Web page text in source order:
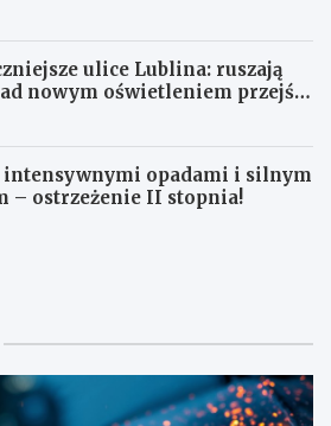
ulice Lublina: ruszają
nowym oświetleniem przejść
intensywnymi opadami i silnym
– ostrzeżenie II stopnia!